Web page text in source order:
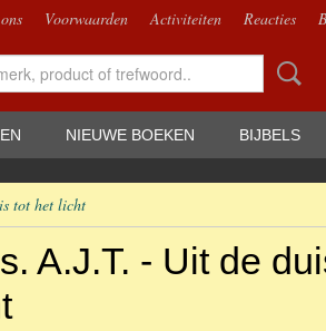
Voorwaarden Activiteiten Reacties
NIEUWE BOEKEN BIJBELS
tot het licht
A.J.T. - Uit de